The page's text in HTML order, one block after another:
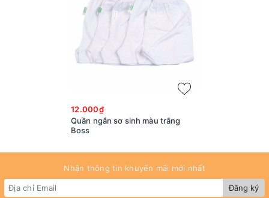
12.000₫
Quần ngắn sơ sinh màu trắng
Boss
Nhận thông tin khuyến mãi mới nhất
Đăng ký